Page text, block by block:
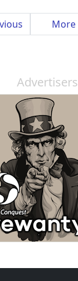
More
Advertisers